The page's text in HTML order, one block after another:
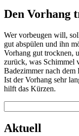
Den Vorhang
Wer vorbeugen will,
gut abspülen und ihn
Vorhang gut trocknen,
zurück, was Schimmel
Badezimmer nach
Ist der Vorhang sehr
hilft das Kürzen.
Aktuell